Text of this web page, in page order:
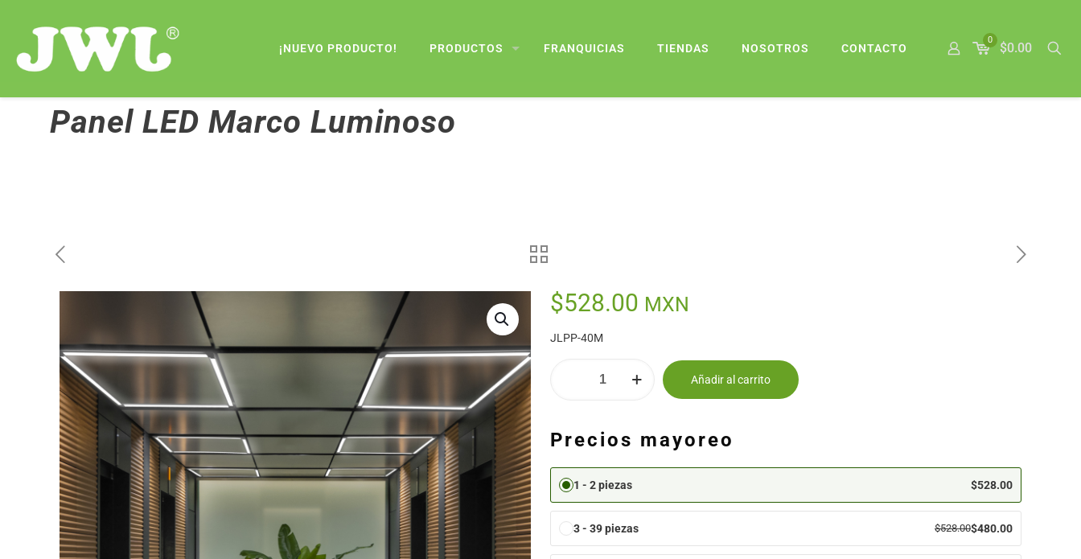
¡NUEVO PRODUCTO! PRODUCTOS FRANQUICIAS TIENDAS NOSOTROS CONTACTO
0
$0.00
Panel LED Marco Luminoso
$528.00 MXN
JLPP-40M
Añadir al carrito
Alternative:
Precios mayoreo
1 - 2 piezas $528.00
3 - 39 piezas $528.00$480.00